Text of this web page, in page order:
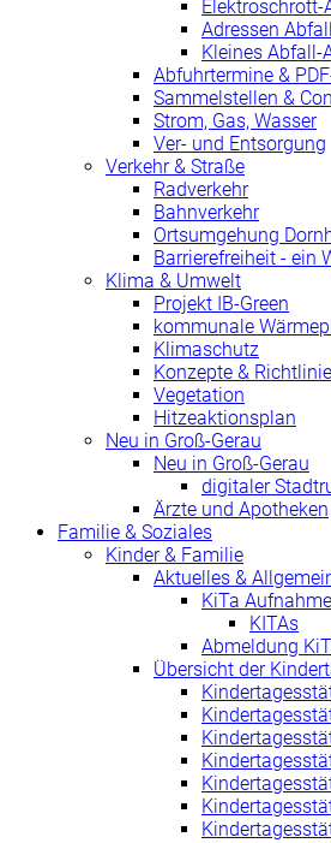
Elektroschrott-
Adressen
Kleines Abfall-
Abfuhrtermine &
Sammelstellen &
Strom, Gas, Wasser
Ver- und Entsorgung
Verkehr & Straße
Radverkehr
Bahnverkehr
Ortsumgehung
Barrierefreiheit - ein
Klima & Umwelt
Projekt IB-Green
kommunale
Klimaschutz
Konzepte &
Vegetation
Hitzeaktionsplan
Neu in Groß-Gerau
Neu in Groß-Gerau
digitaler
Ärzte und Apotheken
Familie & Soziales
Kinder & Familie
Aktuelles &
KiTa
KITAs
Abmeldung
Übersicht der